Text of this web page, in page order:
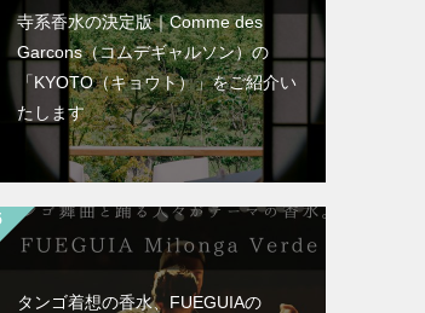
寺系香水の決定版｜Comme des
Garcons（コムデギャルソン）の
「KYOTO（キョウト）」をご紹介い
たします
タンゴ着想の香水、FUEGUIAの